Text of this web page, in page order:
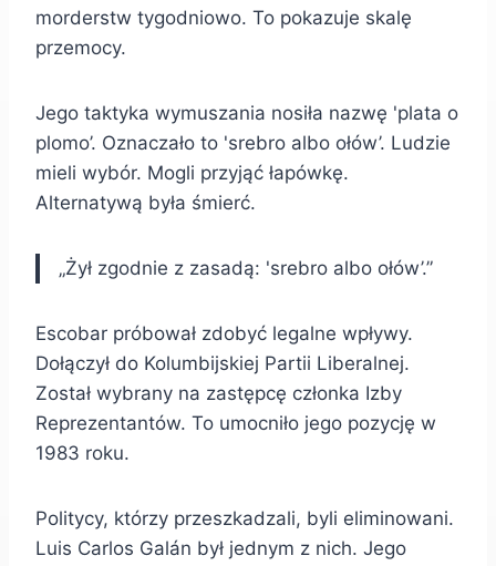
morderstw tygodniowo. To pokazuje skalę
przemocy.
Jego taktyka wymuszania nosiła nazwę 'plata o
plomo’. Oznaczało to 'srebro albo ołów’. Ludzie
mieli wybór. Mogli przyjąć łapówkę.
Alternatywą była śmierć.
„Żył zgodnie z zasadą: 'srebro albo ołów’.”
Escobar próbował zdobyć legalne wpływy.
Dołączył do Kolumbijskiej Partii Liberalnej.
Został wybrany na zastępcę członka Izby
Reprezentantów. To umocniło jego pozycję w
1983 roku.
Politycy, którzy przeszkadzali, byli eliminowani.
Luis Carlos Galán był jednym z nich. Jego